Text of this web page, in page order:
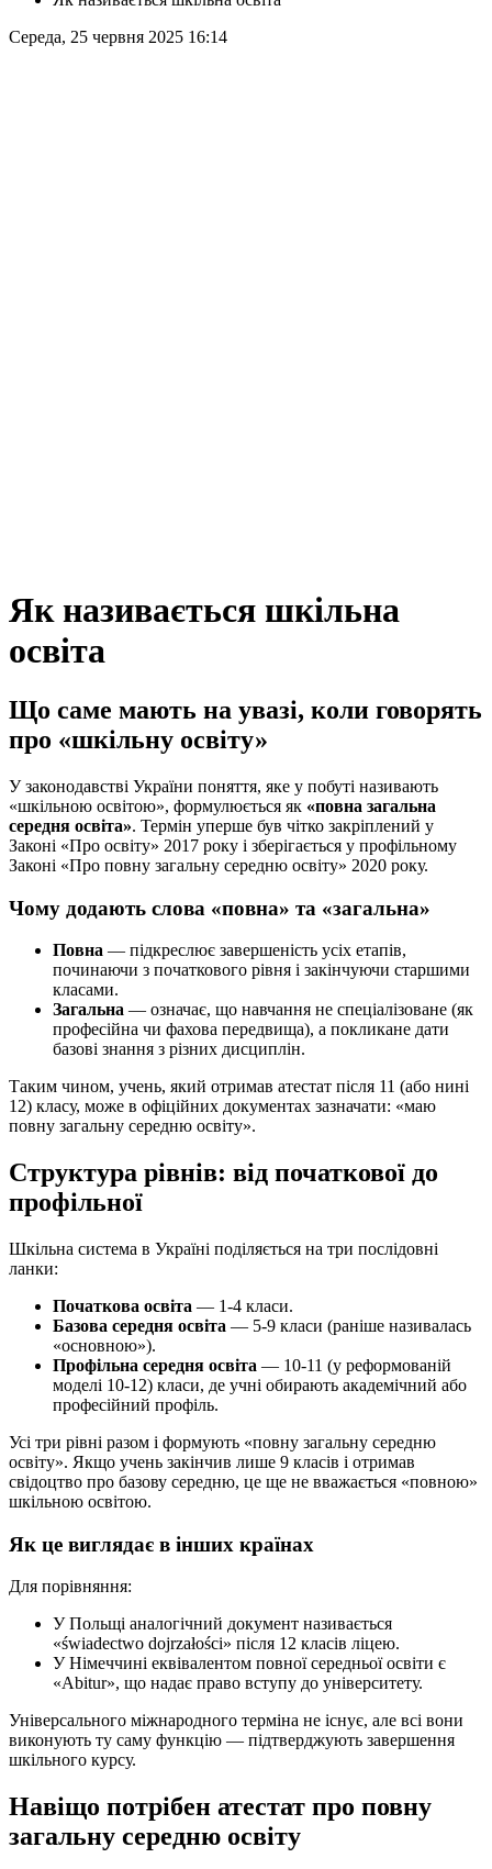
Середа, 25 червня 2025 16:14
Як називається шкільна
освіта
Що саме мають на увазі, коли говорять
про «шкільну освіту»
У законодавстві України поняття, яке у побуті називають
«шкільною освітою», формулюється як «повна загальна
середня освіта». Термін уперше був чітко закріплений у
Законі «Про освіту» 2017 року і зберігається у профільному
Законі «Про повну загальну середню освіту» 2020 року.
Чому додають слова «повна» та «загальна»
Повна — підкреслює завершеність усіх етапів,
починаючи з початкового рівня і закінчуючи старшими
класами.
Загальна — означає, що навчання не спеціалізоване (як
професійна чи фахова передвища), а покликане дати
базові знання з різних дисциплін.
Таким чином, учень, який отримав атестат після 11 (або нині
12) класу, може в офіційних документах зазначати: «маю
повну загальну середню освіту».
Структура рівнів: від початкової до
профільної
Шкільна система в Україні поділяється на три послідовні
ланки:
Початкова освіта — 1-4 класи.
Базова середня освіта — 5-9 класи (раніше називалась
«основною»).
Профільна середня освіта — 10-11 (у реформованій
моделі 10-12) класи, де учні обирають академічний або
професійний профіль.
Усі три рівні разом і формують «повну загальну середню
освіту». Якщо учень закінчив лише 9 класів і отримав
свідоцтво про базову середню, це ще не вважається «повною»
шкільною освітою.
Як це виглядає в інших країнах
Для порівняння:
У Польщі аналогічний документ називається
«świadectwo dojrzałości» після 12 класів ліцею.
У Німеччині еквівалентом повної середньої освіти є
«Abitur», що надає право вступу до університету.
Універсального міжнародного терміна не існує, але всі вони
виконують ту саму функцію — підтверджують завершення
шкільного курсу.
Навіщо потрібен атестат про повну
загальну середню освіту